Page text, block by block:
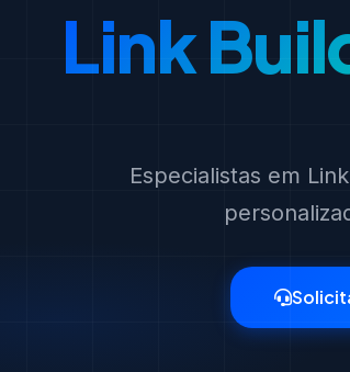
Link
Especialistas em